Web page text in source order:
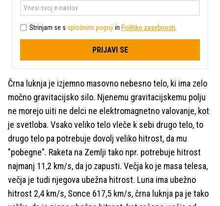
Strinjam se s splošnimi pogoji in Politiko zasebnosti
PRIJAVI SE
Črna luknja je izjemno masovno nebesno telo, ki ima zelo
močno gravitacijsko silo. Njenemu gravitacijskemu polju
ne morejo uiti ne delci ne elektromagnetno valovanje, kot
je svetloba. Vsako veliko telo vleče k sebi drugo telo, to
drugo telo pa potrebuje dovolj veliko hitrost, da mu
"pobegne". Raketa na Zemlji tako npr. potrebuje hitrost
najmanj 11,2 km/s, da jo zapusti. Večja ko je masa telesa,
večja je tudi njegova ubežna hitrost. Luna ima ubežno
hitrost 2,4 km/s, Sonce 617,5 km/s, črna luknja pa je tako